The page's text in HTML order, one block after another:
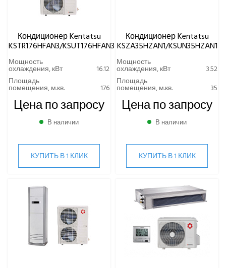
Кондиционер Kentatsu
KSTR176HFAN3/KSUT176HFAN3
Мощность
охлаждения, кВт
16.12
Площадь
помещения, м.кв. 176
Цена по запросу
В наличии
КУПИТЬ В 1 КЛИК
Кондиционер Kentatsu
KSZA35HZAN1/KSUN35HZAN1
Мощность
охлаждения, кВт
3.52
Площадь
помещения, м.кв. 35
Цена по запросу
В наличии
КУПИТЬ В 1 КЛИК